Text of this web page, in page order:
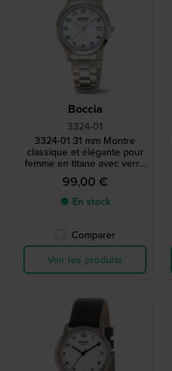
Boccia
3324-01
3324-01 31 mm Montre
classique et élégante pour
femme en titane avec verre
saphir
99,00 €
● En stock
Comparer
Voir les produits